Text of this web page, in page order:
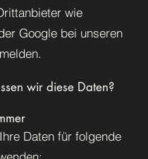
wie
Google bei unseren
wir diese Daten?
Daten für folgende